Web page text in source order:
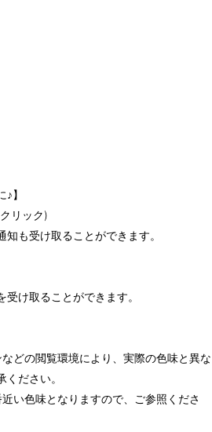
】
リック)
も受け取ることができます。
け取ることができます。
どの閲覧環境により、実際の色味と異な
ださい。
い色味となりますので、ご参照くださ